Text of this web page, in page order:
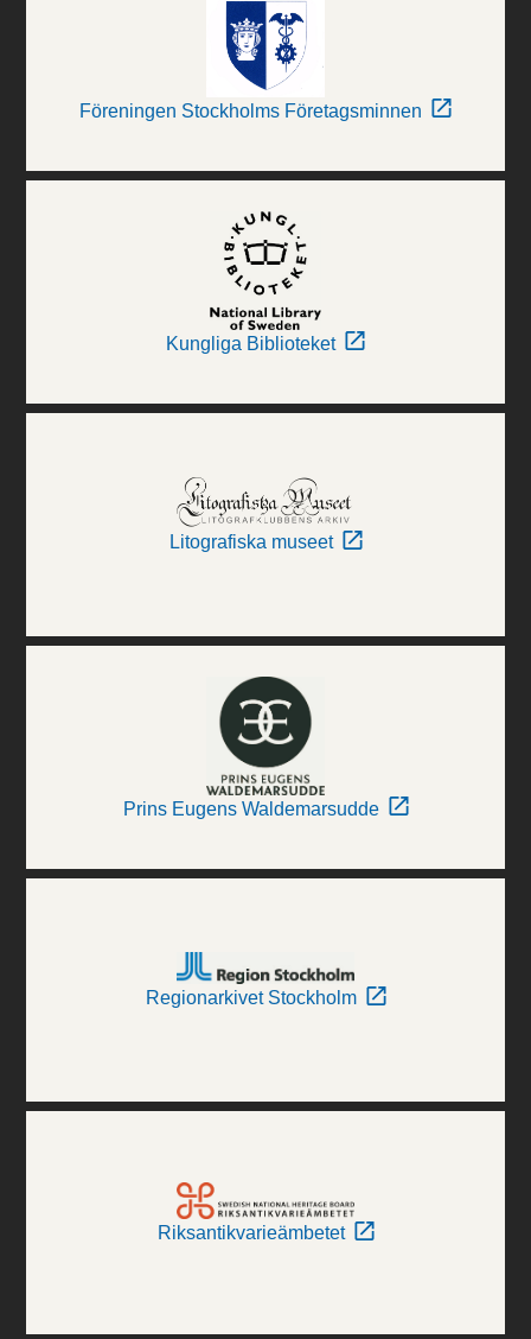
Föreningen Stockholms Företagsminnen
Kungliga Biblioteket
Litografiska museet
Prins Eugens Waldemarsudde
Regionarkivet Stockholm
Riksantikvarieämbetet